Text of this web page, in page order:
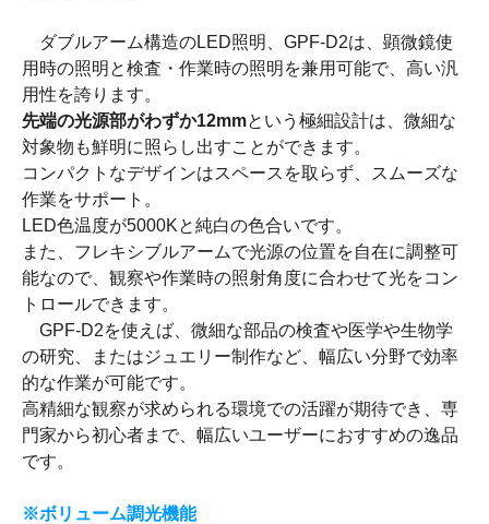
ダブルアーム構造のLED照明、GPF-D2は、顕微鏡使
用時の照明と検査・作業時の照明を兼用可能で、高い汎
用性を誇ります。
先端の光源部がわずか12mmという極細設計は、微細な
対象物も鮮明に照らし出すことができます。
コンパクトなデザインはスペースを取らず、スムーズな
作業をサポート。
LED色温度が5000Kと純白の色合いです。
また、フレキシブルアームで光源の位置を自在に調整可
能なので、観察や作業時の照射角度に合わせて光をコン
トロールできます。
GPF-D2を使えば、微細な部品の検査や医学や生物学
の研究、またはジュエリー制作など、幅広い分野で効率
的な作業が可能です。
高精細な観察が求められる環境での活躍が期待でき、専
門家から初心者まで、幅広いユーザーにおすすめの逸品
です。
※ボリューム調光機能